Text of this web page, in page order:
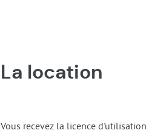
La location
Vous recevez la licence